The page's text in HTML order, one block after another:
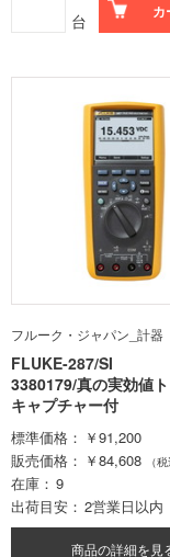
台 カ
フルーク・ジャパン_計器
FLUKE-287/SI
3380179/真の実効値
キャプチャー付
標準価格
￥91,200
販売価格
￥84,608 （
在庫
9
出荷目安
2営業日以内
商品の詳細を見